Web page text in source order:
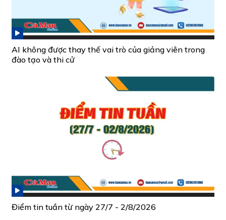
AI không được thay thế vai trò của giảng viên trong
đào tạo và thi cử
Điểm tin tuần từ ngày 27/7 - 2/8/2026